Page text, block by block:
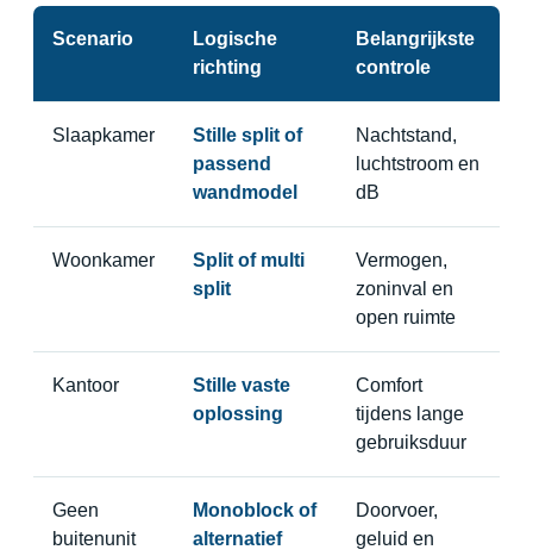
Scenario
Logische
richting
Belangrijkste
controle
Slaapkamer
Stille split of
passend
wandmodel
Nachtstand,
luchtstroom en
dB
Woonkamer
Split of multi
split
Vermogen,
zoninval en
open ruimte
Kantoor
Stille vaste
oplossing
Comfort
tijdens lange
gebruiksduur
Geen
buitenunit
Monoblock of
alternatief
Doorvoer,
geluid en